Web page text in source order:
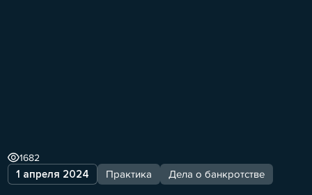
1 апреля 2024 Практика Дела о банкротстве
1682